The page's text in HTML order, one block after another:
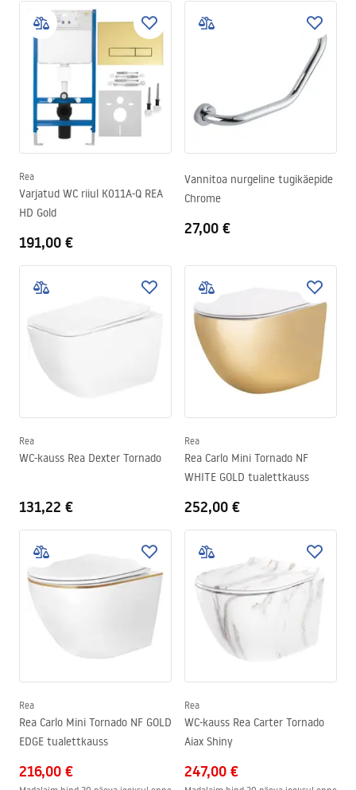
Rea
Varjatud WC riiul K011A-Q REA
HD Gold
191,00 €
Vannitoa nurgeline tugikäepide
Chrome
27,00 €
Rea
WC-kauss Rea Dexter Tornado
131,22 €
Rea
Rea Carlo Mini Tornado NF
WHITE GOLD tualettkauss
252,00 €
Rea
Rea Carlo Mini Tornado NF GOLD
EDGE tualettkauss
216,00 €
Rea
WC-kauss Rea Carter Tornado
Aiax Shiny
247,00 €